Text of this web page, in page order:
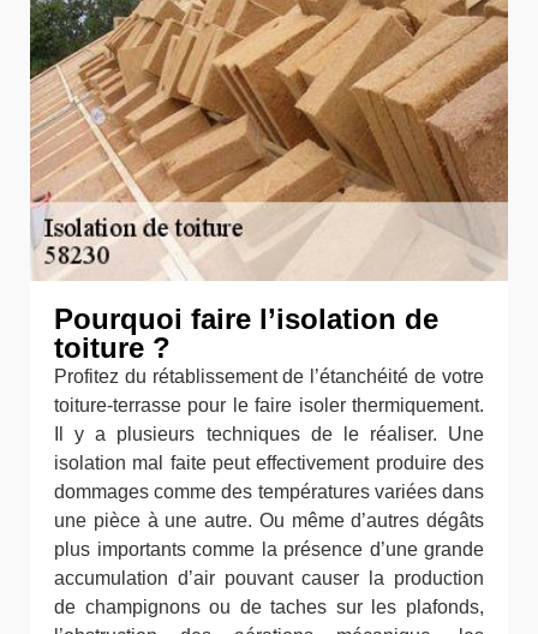
Pourquoi faire l’isolation de
toiture ?
Profitez du rétablissement de l’étanchéité de votre
toiture-terrasse pour le faire isoler thermiquement.
Il y a plusieurs techniques de le réaliser. Une
isolation mal faite peut effectivement produire des
dommages comme des températures variées dans
une pièce à une autre. Ou même d’autres dégâts
plus importants comme la présence d’une grande
accumulation d’air pouvant causer la production
de champignons ou de taches sur les plafonds,